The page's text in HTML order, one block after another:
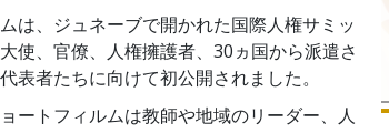
は、ジュネーブで開かれた国際人権サミッ
使、官僚、人権擁護者、30ヵ国から派遣さ
表者たちに向けて初公開されました。
ートフィルムは教師や地域のリーダー、人